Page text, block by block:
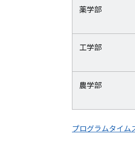
薬学部
工学部
農学部
プログラムタイム